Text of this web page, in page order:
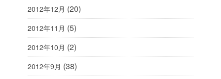
2012年12月 (20)
2012年11月 (5)
2012年10月 (2)
2012年9月 (38)